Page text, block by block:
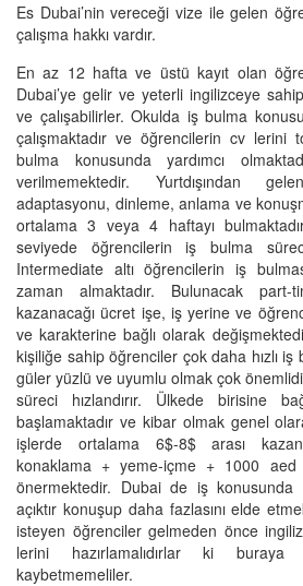
Es Dubai’nin vereceği vize ile gelen
çalışma hakkı vardır.
En az 12 hafta ve üstü kayıt olan
Dubai’ye gelir ve yeterli ingilizceye
ve çalışabilirler. Okulda iş bulma
çalışmaktadır ve öğrencilerin cv lerini
bulma konusunda yardımcı
verilmemektedir. Yurtdışından
adaptasyonu, dinleme, anlama ve
ortalama 3 veya 4 haftayı
seviyede öğrencilerin iş bulma
Intermediate altı öğrencilerin iş
zaman almaktadır. Bulunacak part-
kazanacağı ücret işe, iş yerine ve
ve karakterine bağlı olarak
kişiliğe sahip öğrenciler çok daha hızlı iş
güler yüzlü ve uyumlu olmak çok
süreci hızlandırır. Ülkede birisine
başlamaktadır ve kibar olmak genel
işlerde ortalama 6$-8$ arası
konaklama + yeme-içme + 1000
önermektedir. Dubai de iş konusunda
açıktır konuşup daha fazlasını elde
isteyen öğrenciler gelmeden önce
lerini hazırlamalıdırlar ki
kaybetmemeliler.